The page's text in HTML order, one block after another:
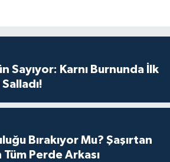
Sayıyor: Karnı Burnunda İlk
Bırakıyor Mu? Şaşırtan
Tüm Perde Arkası